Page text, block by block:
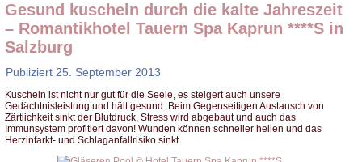
Gesund kuscheln durch die kalte Jahreszeit
– Romantikhotel Tauern Spa Kaprun ****S in
Salzburg
Publiziert 25. September 2013
Kuscheln ist nicht nur gut für die Seele, es steigert auch unsere
Gedächtnisleistung und hält gesund. Beim Gegenseitigen Austausch von
Zärtlichkeit sinkt der Blutdruck, Stress wird abgebaut und auch das
Immunsystem profitiert davon! Wunden können schneller heilen und das
Herzinfarkt- und Schlaganfallrisiko sinkt